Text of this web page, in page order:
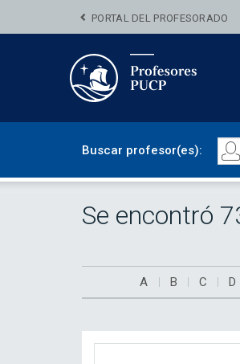
PORTAL DEL PROFESORADO
Buscar profesor(es):
Se encontró
A B C D